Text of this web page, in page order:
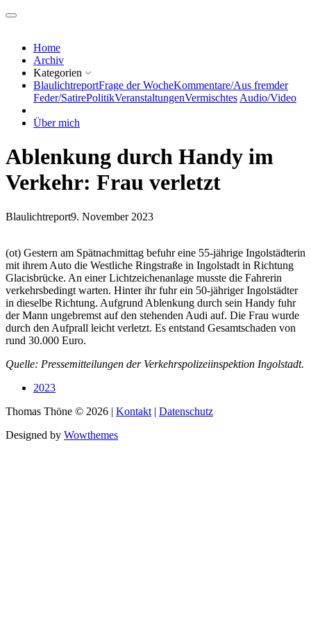
Home
Archiv
Kategorien
BlaulichtreportFrage der WocheKommentare/Aus fremder
Feder/SatirePolitikVeranstaltungenVermischtes Audio/Video
Über mich
Ablenkung durch Handy im
Verkehr: Frau verletzt
Blaulichtreport9. November 2023
(ot) Gestern am Spätnachmittag befuhr eine 55-jährige Ingolstädterin
mit ihrem Auto die Westliche Ringstraße in Ingolstadt in Richtung
Glacisbrücke. An einer Lichtzeichenanlage musste die Fahrerin
verkehrsbedingt warten. Hinter ihr fuhr ein 50-jähriger Ingolstädter
in dieselbe Richtung. Aufgrund Ablenkung durch sein Handy fuhr
der Mann ungebremst auf den stehenden Audi auf. Die Frau wurde
durch den Aufprall leicht verletzt. Es entstand Gesamtschaden von
rund 30.000 Euro.
Quelle: Pressemitteilungen der Verkehrspolizeiinspektion Ingolstadt.
2023
Thomas Thöne © 2026 | Kontakt | Datenschutz
Designed by Wowthemes